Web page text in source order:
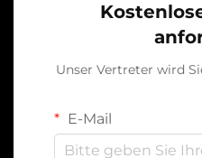
Unser Vertreter wird
E-Mail